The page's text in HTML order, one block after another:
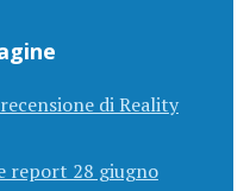
di Reality
report 28 giugno